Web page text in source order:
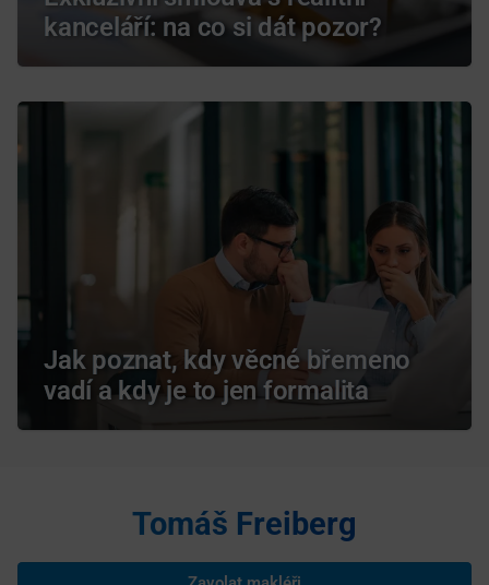
kanceláří: na co si dát pozor?
Jak poznat, kdy věcné břemeno
vadí a kdy je to jen formalita
Tomáš Freiberg